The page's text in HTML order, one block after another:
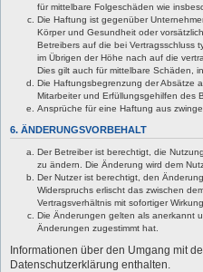
für mittelbare Folgeschäden wie
Die Haftung ist gegenüber
Körper und Gesundheit oder
Betreibers auf die bei Vertragsschluss
im Übrigen der Höhe nach auf die
Dies gilt auch für mittelbare Schäden,
Die Haftungsbegrenzung der Absätze
Mitarbeiter und Erfüllungsgehilfen des
Ansprüche für eine Haftung aus
6. ÄNDERUNGSVORBEHALT
Der Betreiber ist berechtigt, die
zu ändern. Die Änderung wird dem
Der Nutzer ist berechtigt, den
Widerspruchs erlischt das zwischen
Vertragsverhältnis mit sofortiger Wirkung.
Die Änderungen gelten als anerkannt
Änderungen zugestimmt hat.
Informationen über den Umgang mit
Datenschutzerklärung enthalten.